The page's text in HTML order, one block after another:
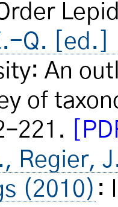
Q. [ed.]
An
of
Regier,
(2010) :